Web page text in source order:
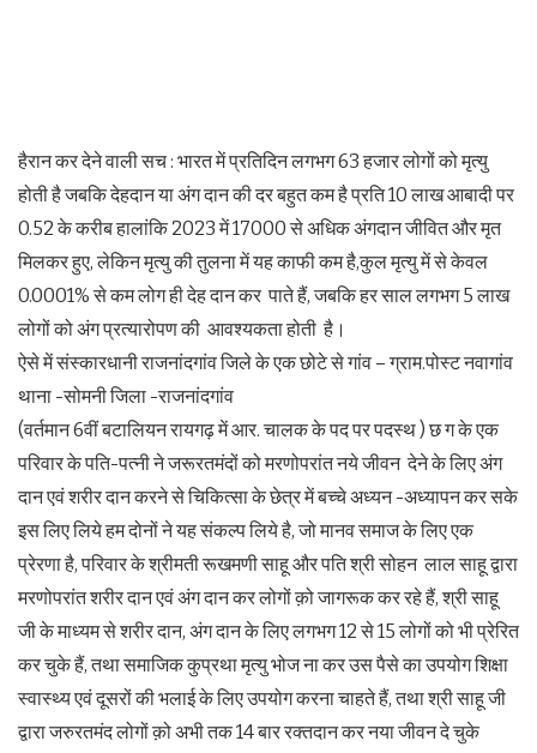
हैरान कर देने वाली सच : भारत में प्रतिदिन लगभग 63 हजार लोगों को मृत्यु
होती है जबकि देहदान या अंग दान की दर बहुत कम है प्रति 10 लाख आबादी पर
0.52 के करीब हालांकि 2023 में 17000 से अधिक अंगदान जीवित और मृत
मिलकर हुए, लेकिन मृत्यु की तुलना में यह काफी कम है,कुल मृत्यु में से केवल
0.0001% से कम लोग ही देह दान कर पाते हैं, जबकि हर साल लगभग 5 लाख
लोगों को अंग प्रत्यारोपण की आवश्यकता होती है।
ऐसे में संस्कारधानी राजनांदगांव जिले के एक छोटे से गांव – ग्राम.पोस्ट नवागांव
थाना -सोमनी जिला -राजनांदगांव
(वर्तमान 6वीं बटालियन रायगढ़ में आर. चालक के पद पर पदस्थ ) छ ग के एक
परिवार के पति-पत्नी ने जरूरतमंदों को मरणोपरांत नये जीवन देने के लिए अंग
दान एवं शरीर दान करने से चिकित्सा के छेत्र में बच्चे अध्यन -अध्यापन कर सके
इस लिए लिये हम दोनों ने यह संकल्प लिये है, जो मानव समाज के लिए एक
प्रेरणा है, परिवार के श्रीमती रूखमणी साहू और पति श्री सोहन लाल साहू द्वारा
मरणोपरांत शरीर दान एवं अंग दान कर लोगों क़ो जागरूक कर रहे हैं, श्री साहू
जी के माध्यम से शरीर दान, अंग दान के लिए लगभग 12 से 15 लोगों को भी प्रेरित
कर चुके हैं, तथा समाजिक कुप्रथा मृत्यु भोज ना कर उस पैसे का उपयोग शिक्षा
स्वास्थ्य एवं दूसरों की भलाई के लिए उपयोग करना चाहते हैं, तथा श्री साहू जी
द्वारा जरुरतमंद लोगों क़ो अभी तक 14 बार रक्तदान कर नया जीवन दे चुके